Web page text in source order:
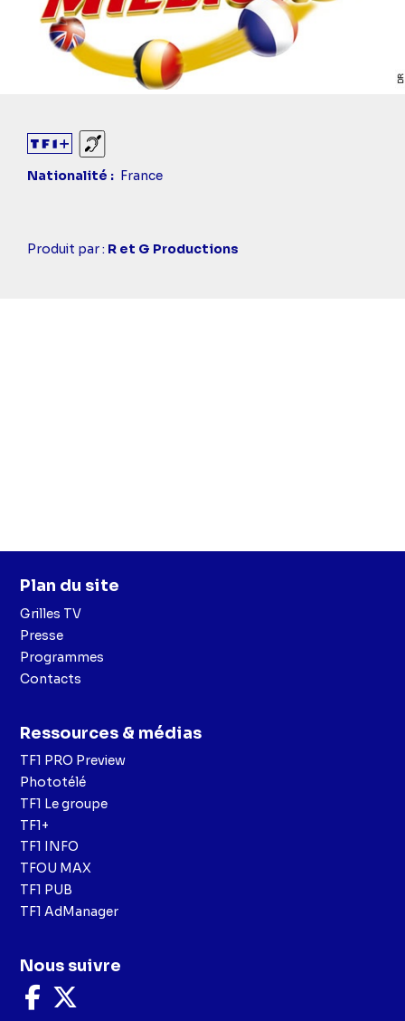
Sourds et malentendants
Nationalité
France
Casting
Produit par : R et G Productions
Plan du site
Grilles TV
Presse
Programmes
Contacts
Ressources & médias
TF1 PRO Preview
Phototélé
TF1 Le groupe
TF1+
TF1 INFO
TFOU MAX
TF1 PUB
TF1 AdManager
Nous suivre
Nous
suivre